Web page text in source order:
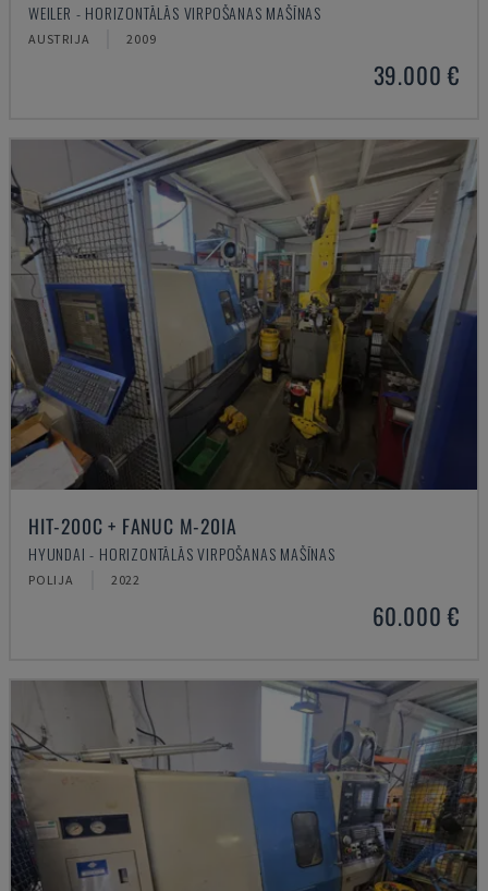
WEILER - HORIZONTĀLĀS VIRPOŠANAS MAŠĪNAS
AUSTRIJA 2009
39.000 €
HIT-200C + FANUC M-20IA
HYUNDAI - HORIZONTĀLĀS VIRPOŠANAS MAŠĪNAS
POLIJA 2022
60.000 €